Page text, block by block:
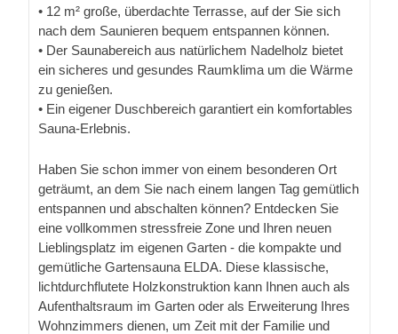
• 12 m² große, überdachte Terrasse, auf der Sie sich
nach dem Saunieren bequem entspannen können.
• Der Saunabereich aus natürlichem Nadelholz bietet
ein sicheres und gesundes Raumklima um die Wärme
zu genießen.
• Ein eigener Duschbereich garantiert ein komfortables
Sauna-Erlebnis.
Haben Sie schon immer von einem besonderen Ort
geträumt, an dem Sie nach einem langen Tag gemütlich
entspannen und abschalten können? Entdecken Sie
eine vollkommen stressfreie Zone und Ihren neuen
Lieblingsplatz im eigenen Garten - die kompakte und
gemütliche Gartensauna ELDA. Diese klassische,
lichtdurchflutete Holzkonstruktion kann Ihnen auch als
Aufenthaltsraum im Garten oder als Erweiterung Ihres
Wohnzimmers dienen, um Zeit mit der Familie und